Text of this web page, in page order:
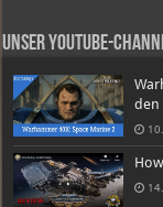
Unser Youtube-
den